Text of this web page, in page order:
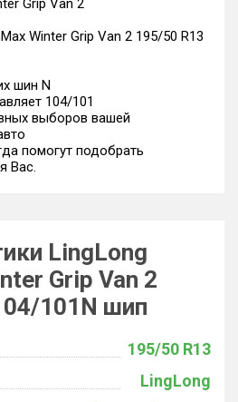
Grip Van 2
Winter Grip Van 2 195/50 R13
шин N
104/101
выборов вашей
помогут подобрать
Вас.
LingLong
Grip Van 2
101N шип
195/50 R13
LingLong